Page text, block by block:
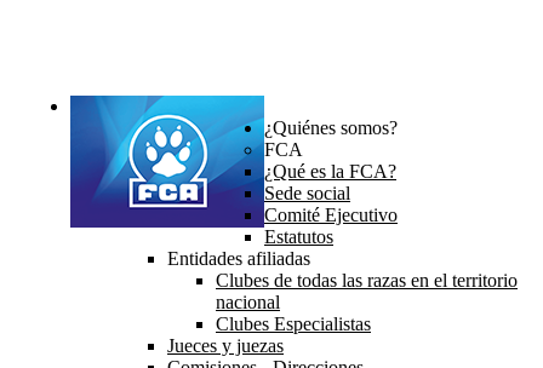
¿Quiénes somos?
FCA
¿Qué es la FCA?
Sede social
Comité Ejecutivo
Estatutos
Entidades afiliadas
Clubes de todas las razas en el territorio
nacional
Clubes Especialistas
Jueces y juezas